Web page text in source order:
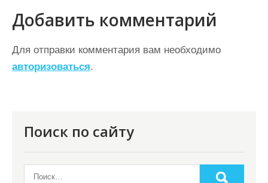
Добавить комментарий
Для отправки комментария вам необходимо
авторизоваться.
Поиск по сайту